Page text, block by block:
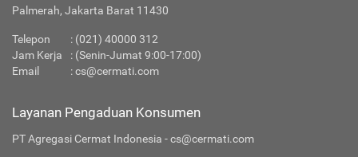
Palmerah, Jakarta Barat 11430
Telepon : (021) 40000 312
Jam Kerja
: (Senin-Jumat 9:00-17:00)
Email
:cs@cermati.com
Layanan Pengaduan Konsumen
PT Agregasi Cermat Indonesia - cs@cermati.com